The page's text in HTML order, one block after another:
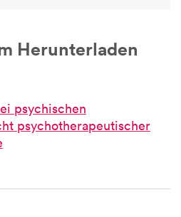
Herunterladen
psychischen
psychotherapeutischer